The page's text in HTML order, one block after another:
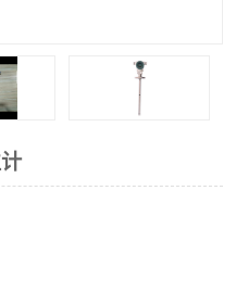
电容液位计